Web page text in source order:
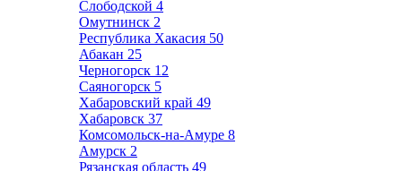
Слободской 4
Омутнинск 2
Республика Хакасия 50
Абакан 25
Черногорск 12
Саяногорск 5
Хабаровский край 49
Хабаровск 37
Комсомольск-на-Амуре 8
Амурск 2
Рязанская область 49